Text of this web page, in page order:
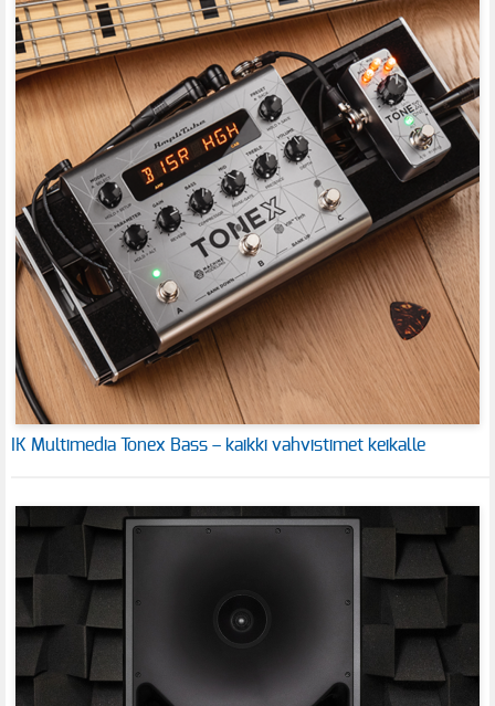
IK Multimedia Tonex Bass – kaikki vahvistimet keikalle